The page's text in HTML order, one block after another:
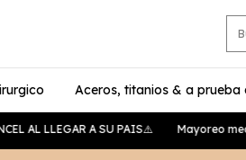
Aceros, titanios & a prueba
AL LLEGAR A SU PAIS⚠️ Mayoreo